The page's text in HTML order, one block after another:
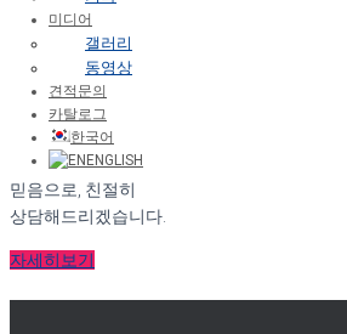
미디어
갤러리
동영상
견적문의
카탈로그
한국어
ENGLISH
보답하겠습니다.
자세히보기
견적문의
신뢰에서 시작하여
믿음으로, 친절히
상담해드리겠습니다.
자세히보기